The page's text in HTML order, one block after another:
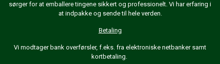
sørger for at emballere tingene sikkert og professionelt. Vi har erfaring i
at indpakke og sende til hele verden.
Betaling
Vi modtager bank overførsler, f.eks. fra elektroniske netbanker samt
kortbetaling.